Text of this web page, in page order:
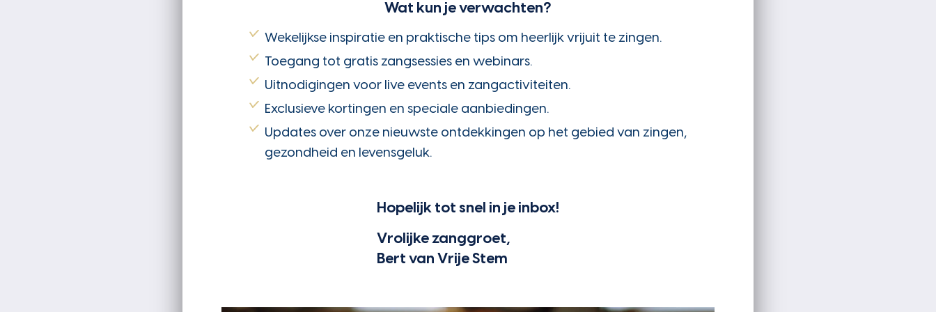
Wekelijkse inspiratie en praktische tips om heerlijk vrijuit te zingen.
Toegang tot gratis zangsessies en webinars.
Uitnodigingen voor live events en zangactiviteiten.
Exclusieve kortingen en speciale aanbiedingen.
Updates over onze nieuwste ontdekkingen op het gebied van zingen,
gezondheid en levensgeluk.
Hopelijk tot snel in je inbox!
Vrolijke zanggroet,
Bert van Vrije Stem
Wat kun je verwachten?